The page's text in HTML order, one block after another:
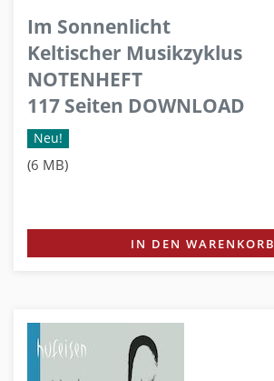
Im Sonnenlicht
Keltischer Musikzyklus
NOTENHEFT
117 Seiten DOWNLOAD
Neu!
(6 MB)
IN DEN WARENKORB